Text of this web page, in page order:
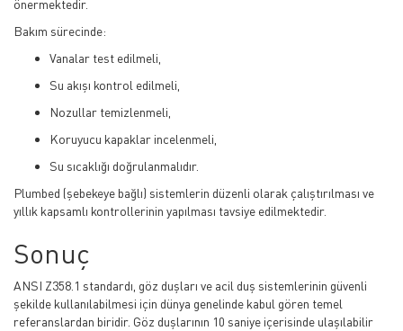
önermektedir.
Bakım sürecinde:
Vanalar test edilmeli,
Su akışı kontrol edilmeli,
Nozullar temizlenmeli,
Koruyucu kapaklar incelenmeli,
Su sıcaklığı doğrulanmalıdır.
Plumbed (şebekeye bağlı) sistemlerin düzenli olarak çalıştırılması ve
yıllık kapsamlı kontrollerinin yapılması tavsiye edilmektedir.
Sonuç
ANSI Z358.1 standardı, göz duşları ve acil duş sistemlerinin güvenli
şekilde kullanılabilmesi için dünya genelinde kabul gören temel
referanslardan biridir. Göz duşlarının 10 saniye içerisinde ulaşılabilir